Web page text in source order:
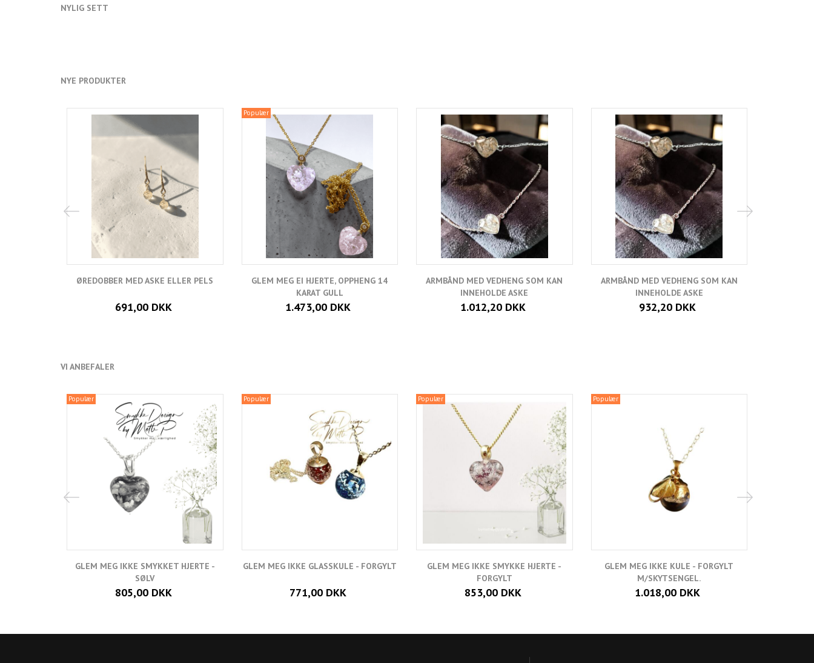
NYLIG SETT
NYE PRODUKTER
ØREDOBBER MED ASKE ELLER PELS
691,00 DKK
Populær
GLEM MEG EI HJERTE, OPPHENG 14
KARAT GULL
1.473,00 DKK
ARMBÅND MED VEDHENG SOM KAN
INNEHOLDE ASKE
1.012,20 DKK
ARMBÅND MED VEDHENG SOM KAN
INNEHOLDE ASKE
932,20 DKK
VI ANBEFALER
Populær
GLEM MEG IKKE SMYKKET HJERTE -
SØLV
805,00 DKK
Populær
GLEM MEG IKKE GLASSKULE - FORGYLT
771,00 DKK
Populær
GLEM MEG IKKE SMYKKE HJERTE -
FORGYLT
853,00 DKK
Populær
GLEM MEG IKKE KULE - FORGYLT
M/SKYTSENGEL.
1.018,00 DKK